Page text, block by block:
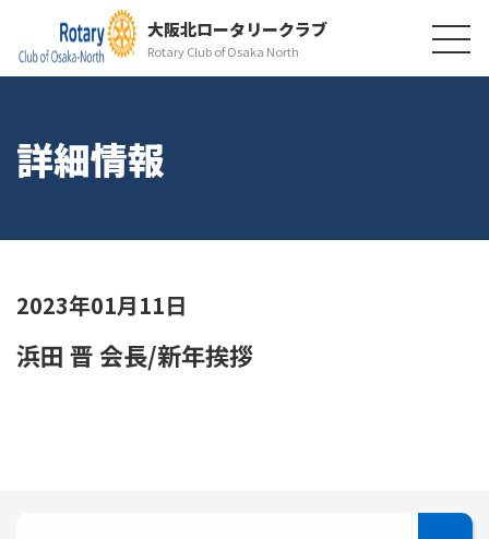
大阪北ロータリークラブ
Rotary Club of Osaka North
詳細情報
2023年01月11日
浜田 晋 会長/新年挨拶